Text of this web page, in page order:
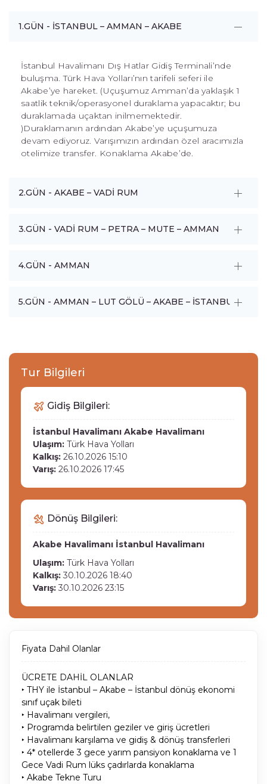
1.GÜN - İSTANBUL – AMMAN – AKABE
İstanbul Havalimanı Dış Hatlar Gidiş Terminali’nde
buluşma. Türk Hava Yolları’nın tarifeli seferi ile
Akabe’ye hareket. (Uçuşumuz Amman’da yaklaşık 1
saatlik teknik/operasyonel duraklama yapacaktır; bu
duraklamada uçaktan inilmemektedir.
)Duraklamanın ardından Akabe’ye uçuşumuza
devam ediyoruz. Varışımızın ardından özel aracımızla
otelimize transfer. Konaklama Akabe’de.
2.GÜN - AKABE – VADİ RUM
3.GÜN - VADİ RUM – PETRA – MUTE – AMMAN
4.GÜN - AMMAN
5.GÜN - AMMAN – LUT GÖLÜ – AKABE – İSTANBUL
Tur Bilgileri
Gidiş Bilgileri:
İstanbul Havalimanı Akabe Havalimanı
Ulaşım: Türk Hava Yolları
Kalkış: 26.10.2026 15:10
Varış: 26.10.2026 17:45
Dönüş Bilgileri:
Akabe Havalimanı İstanbul Havalimanı
Ulaşım: Türk Hava Yolları
Kalkış: 30.10.2026 18:40
Varış: 30.10.2026 23:15
Fiyata Dahil Olanlar
ÜCRETE DAHİL OLANLAR
‣ THY ile İstanbul – Akabe – İstanbul dönüş ekonomi
sınıf uçak bileti
‣ Havalimanı vergileri,
‣ Programda belirtilen geziler ve giriş ücretleri
‣ Havalimanı karşılama ve gidiş & dönüş transferleri
‣ 4* otellerde 3 gece yarım pansiyon konaklama ve 1
Gece Vadi Rum lüks çadırlarda konaklama
‣ Akabe Tekne Turu